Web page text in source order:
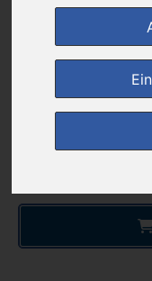
Daten